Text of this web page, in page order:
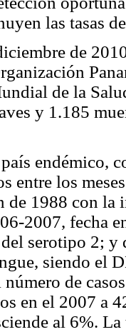
las tasas
de
de la
y 1.185
país endémico,
entre los
de 1988 con
2007, fecha
serotipo 2; y
siendo el
de
en el 2007 a
al 6%.